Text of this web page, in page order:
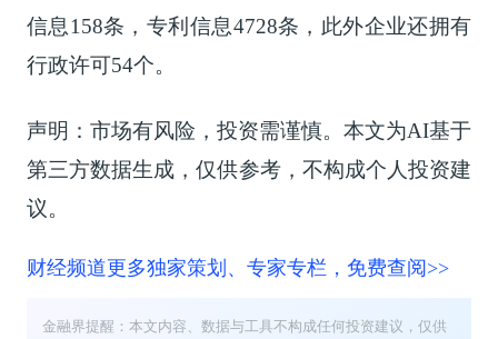
信息158条，专利信息4728条，此外企业还拥有
行政许可54个。
声明：市场有风险，投资需谨慎。本文为AI基于
第三方数据生成，仅供参考，不构成个人投资建
议。
财经频道更多独家策划、专家专栏，免费查阅>>
金融界提醒：本文内容、数据与工具不构成任何投资建议，仅供